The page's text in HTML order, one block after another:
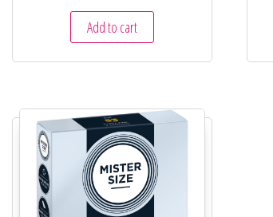
Add to cart